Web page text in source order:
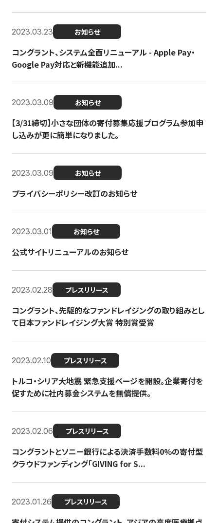
2023.03.23 お知らせ
コングラント、システム全面リニューアル - Apple Pay・
Google Pay対応と新機能追加...
2023.03.09 お知らせ
【3/31締切】小さな団体の寄付募集応援プログラム参加申
し込みが更に簡単になりました。
2023.03.09 お知らせ
プライバシーポリシー改訂のお知らせ
2023.03.01 お知らせ
公式サイトリニューアルのお知らせ
2023.02.28 プレスリリース
コングラント、先駆的なファンドレイジングの取り組みとし
て日本ファンドレイジング大賞 特別賞受賞
2023.02.10 プレスリリース
トルコ・シリア大地震 緊急支援ページを開設。企業寄付を
促すために社内募金システムを無償提供。
2023.02.06 プレスリリース
コングラントとソニー銀行による決済手数料0%の寄付型
クラウドファンディング「GIVING for S...
2023.01.26 プレスリリース